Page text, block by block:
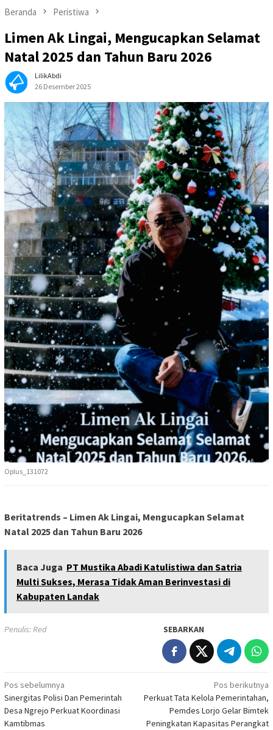
Beranda Peristiwa
Limen Ak Lingai, Mengucapkan Selamat
Natal 2025 dan Tahun Baru 2026
LilikAbdi
26 Desember 2025
Oplus_131072
Beritatrends – Limen Ak Lingai, Mengucapkan Selamat
Natal 2025 dan Tahun Baru 2026
Baca Juga PT Mustika Abadi Katulistiwa dan Satria
Multi Sukses, Merasa Tidak Aman Berinvestasi di
Kabupaten Landak
Penulis: Red SEBARKAN
Navigasi
pos
Pos sebelumnya
Sinergitas Polisi Dan Pemerintah
Desa Ngrejo Perkuat Koordinasi
Kamtibmas
Pos berikutnya
Perkuat Tata Kelola Pemerintahan,
Pemdes Lorjo Gelar Bimtek
Peningkatan Kapasitas Perangkat